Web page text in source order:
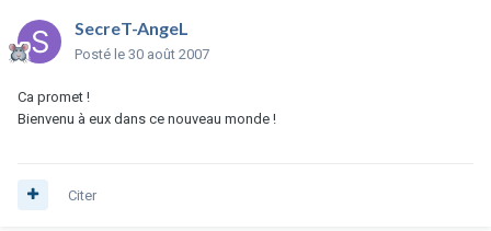
SecreT-AngeL
Posté le 30 août 2007
Ca promet !
Bienvenu à eux dans ce nouveau monde !
Citer